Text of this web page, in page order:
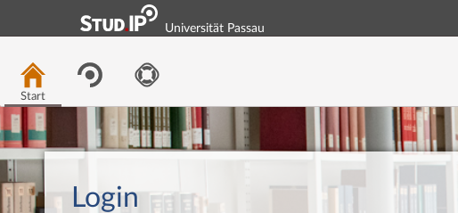
Universität Passau
Start
Login